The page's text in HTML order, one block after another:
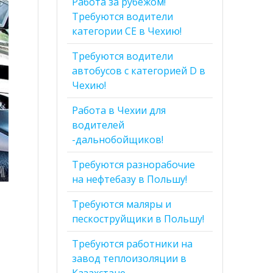
Требуются водители
категории СЕ в Чехию!
Требуются водители
автобусов с категорией D в
Чехию!
Работа в Чехии для
водителей
-дальнобойщиков!
Требуются разнорабочие
на нефтебазу в Польшу!
Требуются маляры и
пескоструйщики в Польшу!
Требуются работники на
завод теплоизоляции в